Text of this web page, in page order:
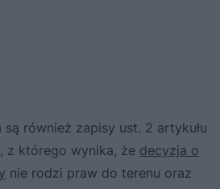
również zapisy ust. 2 artykułu
z którego wynika, że decyzja o
nie rodzi praw do terenu oraz